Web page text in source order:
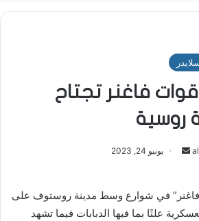
قوات فاغنر تجتاح
روسية
أرسل يونيو 24, 2023
في شوارع وسط مدينة روستوف على
علنًا بما فيها الدبابات فيما تشهد